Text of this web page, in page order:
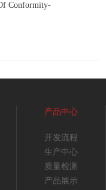
Conformity-
产品中心
开发流程
生产中心
质量检测
产品展示